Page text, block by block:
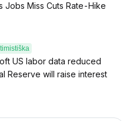
Jobs Miss Cuts Rate-Hike
US labor data reduced
Reserve will raise interest